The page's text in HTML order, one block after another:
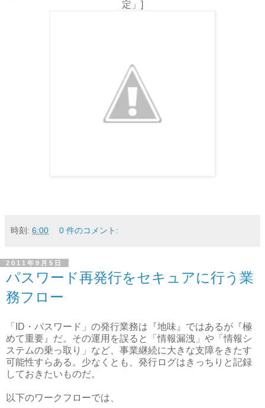
定」]
時刻: 6:00 0 件のコメント:
2011年9月5日
パスワード再発行をセキュアに行う業
務フロー
「ID・パスワード」の発行業務は『地味』ではあるが『極
めて重要』だ。その運用を誤ると「情報漏洩」や「情報シ
ステムの乗っ取り」など、事業継続に大きな支障をきたす
可能性すらある。少なくとも、発行ログはきっちりと記録
しておきたいものだ。
以下のワークフローでは、